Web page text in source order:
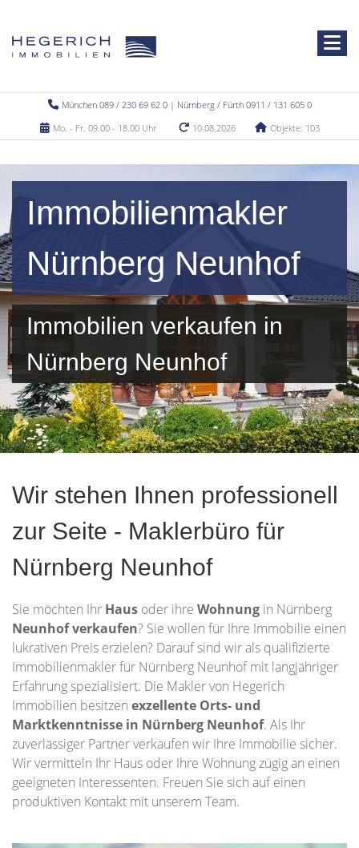
München 089 / 230 69 62 0 | Nürnberg / Fürth 0911 / 131 605 0
Mo. - Fr. 09.00 - 18.00 Uhr
10.08.2026 Objekte: 103
Immobilienmakler
Nürnberg Neunhof
Immobilien verkaufen in
Nürnberg Neunhof
Wir stehen Ihnen professionell
zur Seite - Maklerbüro für
Nürnberg Neunhof
Sie möchten Ihr Haus oder ihre Wohnung in Nürnberg
Neunhof verkaufen? Sie wollen für Ihre Immobilie einen
lukrativen Preis erzielen? Darauf sind wir als qualifizierte
Immobilienmakler für Nürnberg Neunhof mit langjähriger
Erfahrung spezialisiert. Die Makler von Hegerich
Immobilien besitzen exzellente Orts- und
Marktkenntnisse in Nürnberg Neunhof. Als Ihr
zuverlässiger Partner verkaufen wir Ihre Immobilie sicher.
Wir vermitteln Ihr Haus oder Ihre Wohnung zügig an einen
geeigneten Interessenten. Freuen Sie sich auf einen
produktiven Kontakt mit unserem Team.